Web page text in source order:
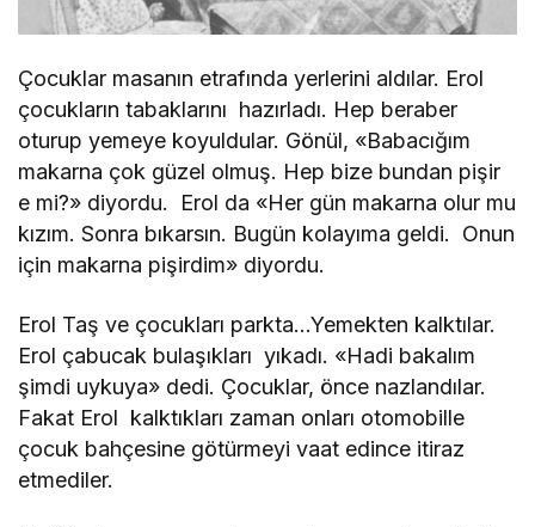
Çocuklar masanın etrafında yerlerini aldılar. Erol
çocukların tabaklarını hazırladı. Hep beraber
oturup yemeye koyuldular. Gönül, «Babacığım
makarna çok güzel olmuş. Hep bize bundan pişir
e mi?» diyordu. Erol da «Her gün makarna olur mu
kızım. Sonra bıkarsın. Bugün kolayıma geldi. Onun
için makarna pişirdim» diyordu.
Erol Taş ve çocukları parkta…Yemekten kalktılar.
Erol çabucak bulaşıkları yıkadı. «Hadi bakalım
şimdi uykuya» dedi. Çocuklar, önce nazlandılar.
Fakat Erol kalktıkları zaman onları otomobille
çocuk bahçesine götürmeyi vaat edince itiraz
etmediler.